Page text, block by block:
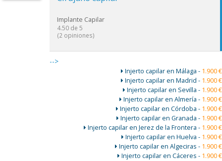
Implante Capilar
4.50 de 5
(2 opiniones)
-->
Injerto capilar en Málaga - 1.900 €
Injerto capilar en Madrid - 1.900 €
Injerto capilar en Sevilla - 1.900 €
Injerto capilar en Almería - 1.900 €
Injerto capilar en Córdoba - 1.900 €
Injerto capilar en Granada - 1.900 €
Injerto capilar en Jerez de la Frontera - 1.900 €
Injerto capilar en Huelva - 1.900 €
Injerto capilar en Algeciras - 1.900 €
Injerto capilar en Cáceres - 1.900 €